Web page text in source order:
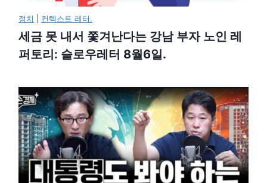
정치 컨텍스트 레터.
세금 못 내서 쫓겨난다는 강남 부자 노인 레
퍼토리: 슬로우레터 8월6일.